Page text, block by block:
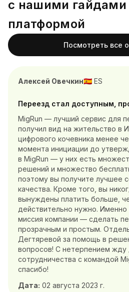
с нашими гайдами
платформой
Посмотреть все
Переезд стал доступным,
MigRun — лучший сервис для
получил вид на жительство в
цифрового кочевника менее
момента инициации до
в MigRun — у них есть
решений и множество
поэтому вы получите лучшее
качества. Кроме того, вы
вынуждены платить больше,
действительно нужно. Именно
миссия компании — сделать
прозрачным и простым.
Дегтяревой за помощь в
вопросов! С нетерпением жду
сотрудничества с командой
спасибо!
Дата: 02 августа 2023 г.
Алексей Овечкин🇪🇸 ES